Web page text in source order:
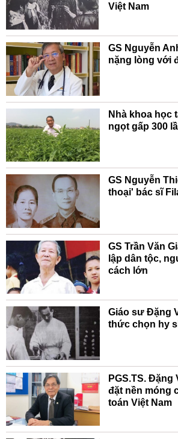
Việt Nam
GS Nguyễn
nặng lòng với
Nhà khoa học
ngọt gấp 300
GS Nguyễn
thoại' bác sĩ
GS Trần Văn
lập dân tộc,
cách lớn
Giáo sư Đặng
thức chọn hy
PGS.TS.
đặt nền móng
toán Việt Nam